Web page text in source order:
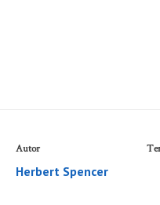
Autor
Herbert Spencer